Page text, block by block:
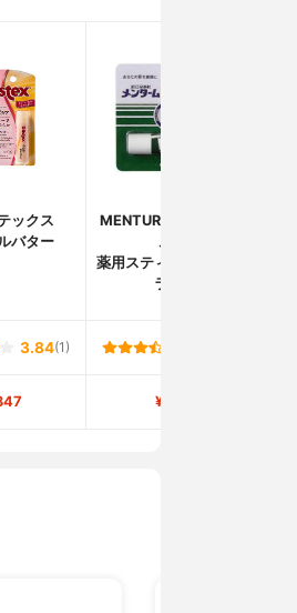
ックス
バター
MENTURM(メンター
ム)
薬用スティックレギュ
ラー
3.84(1)
¥55